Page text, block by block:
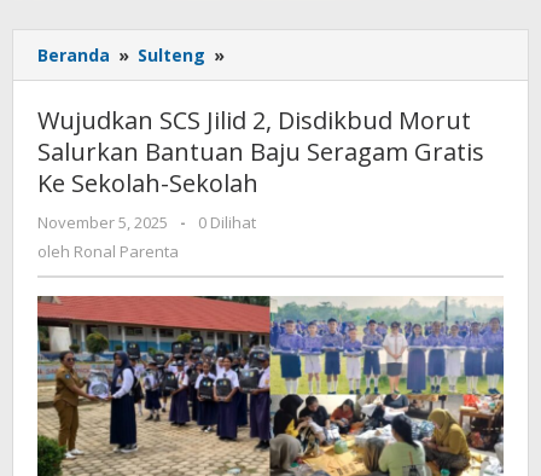
Beranda » Sulteng »
SCS
Jilid
2,
Disdikbud
Morut
Bantuan
Seragam
Gratis
Ke
Sekolah-
Sekolah
Wujudkan SCS Jilid 2, Disdikbud Morut
Salurkan Bantuan Baju Seragam Gratis
Ke Sekolah-Sekolah
November 5, 2025
oleh
-
0 Dilihat
oleh Ronal Parenta